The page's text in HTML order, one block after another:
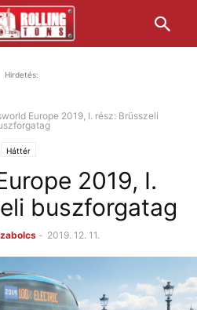
Hirdetés:
Europe 2019, I. rész: Brüsszeli
Háttér
2019, I.
buszforgatag
- 2019. 12. 11.